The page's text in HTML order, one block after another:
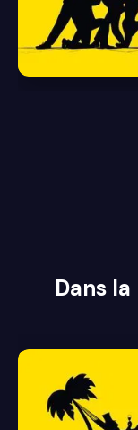
8.0
Dans